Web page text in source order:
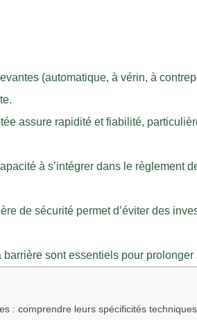
(automatique, à vérin, à
assure rapidité et fiabilité,
à s’intégrer dans le règlement
de sécurité permet d’éviter des
barrière sont essentiels pour
: comprendre leurs spécificités techniques